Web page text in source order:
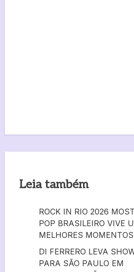
Leia também
ROCK IN RIO 2026
POP BRASILEIRO VIVE
MELHORES MOMENTOS
DI FERRERO LEVA
PARA SÃO PAULO EM